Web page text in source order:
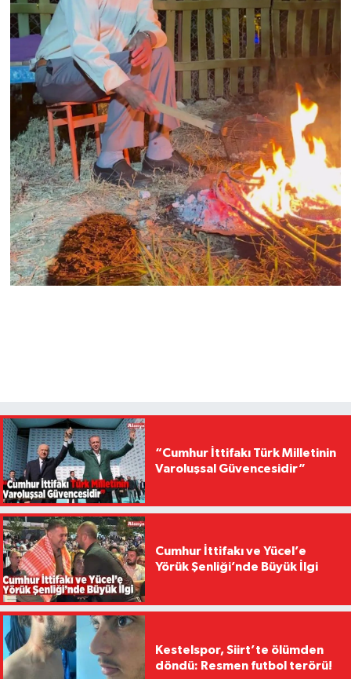
“Cumhur İttifakı Türk Milletinin
Varoluşsal Güvencesidir”
Cumhur İttifakı ve Yücel’e
Yörük Şenliği’nde Büyük İlgi
Kestelspor, Siirt’te ölümden
döndü: Resmen futbol terörü!